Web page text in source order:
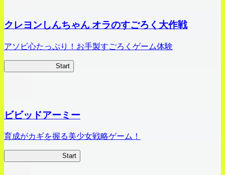
クレヨンしんちゃん オラのすごろく大作戦
アソビ心たっぷり！お手製すごろくゲーム体験
Start
ビビッドアーミー
育成がカギを握る美少女戦略ゲーム！
Start